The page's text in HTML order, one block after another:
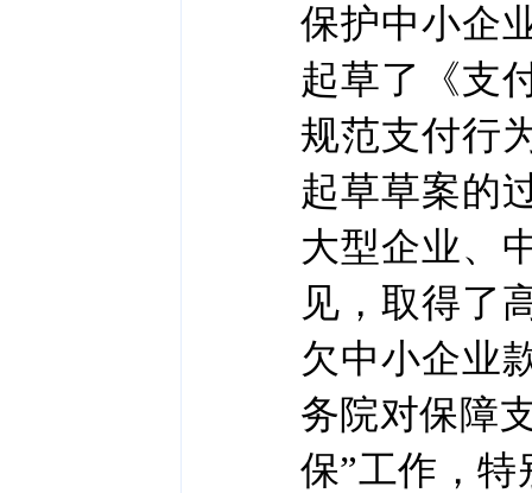
保护中小企
起草了《支
规范支付行
起草草案的
大型企业、
见，取得了
欠中小企业
务院对保障
保”工作，